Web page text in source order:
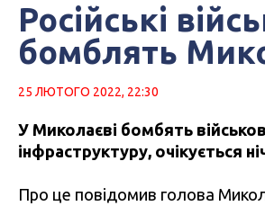
Російські
бомблять
25 ЛЮТОГО 2022, 22:30
У Миколаєві бомбять
інфраструктуру, очікується
Про це повідомив голова